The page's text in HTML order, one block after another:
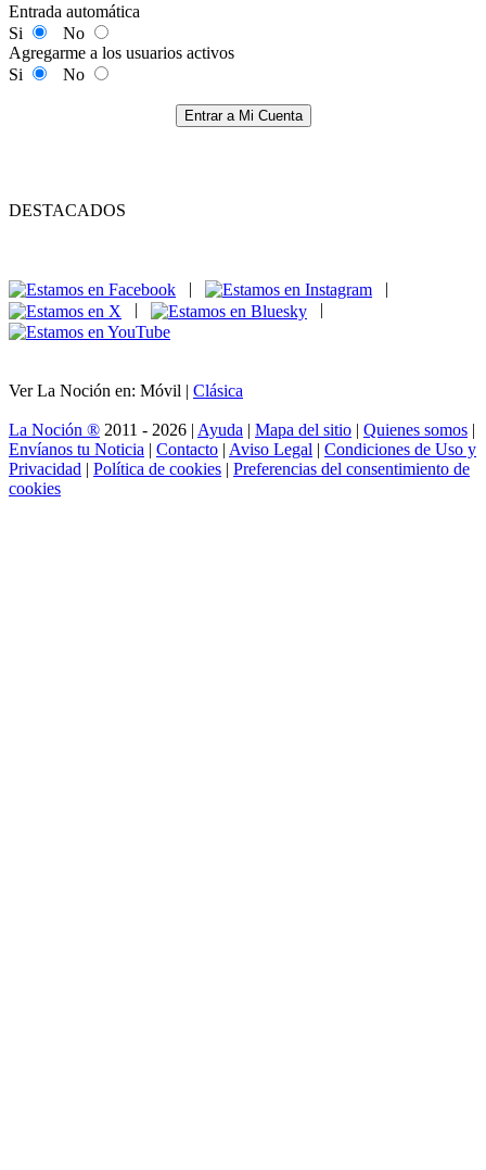
Entrada automática
Si
No
Agregarme a los usuarios activos
Si
No
Entrar a Mi Cuenta
DESTACADOS
|
|
|
|
Ver La Noción en: Móvil | Clásica
La Noción ® 2011 - 2026 | Ayuda | Mapa del sitio | Quienes somos |
Envíanos tu Noticia | Contacto | Aviso Legal | Condiciones de Uso y
Privacidad | Política de cookies | Preferencias del consentimiento de
cookies